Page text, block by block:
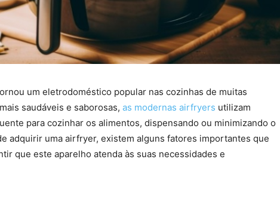
um eletrodoméstico popular nas cozinhas de muitas
saudáveis e saborosas, as modernas airfryers utilizam
para cozinhar os alimentos, dispensando ou minimizando o
adquirir uma airfryer, existem alguns fatores importantes que
que este aparelho atenda às suas necessidades e